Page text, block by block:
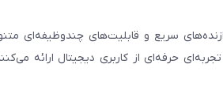
سریع و قابلیت‌های چندوظیفه‌ای
حرفه‌ای از کاربری دیجیتال ارائه